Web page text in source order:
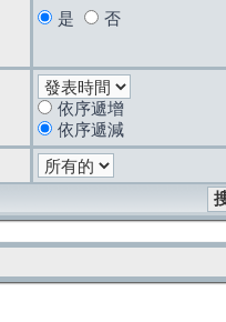
是 否
依序遞增
依序遞減